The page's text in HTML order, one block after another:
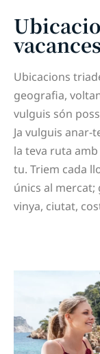
vacances
Ubicacions
geografia,
vulguis són
Ja vulguis
la teva ruta
tu. Triem cada
únics al
vinya, ciutat,